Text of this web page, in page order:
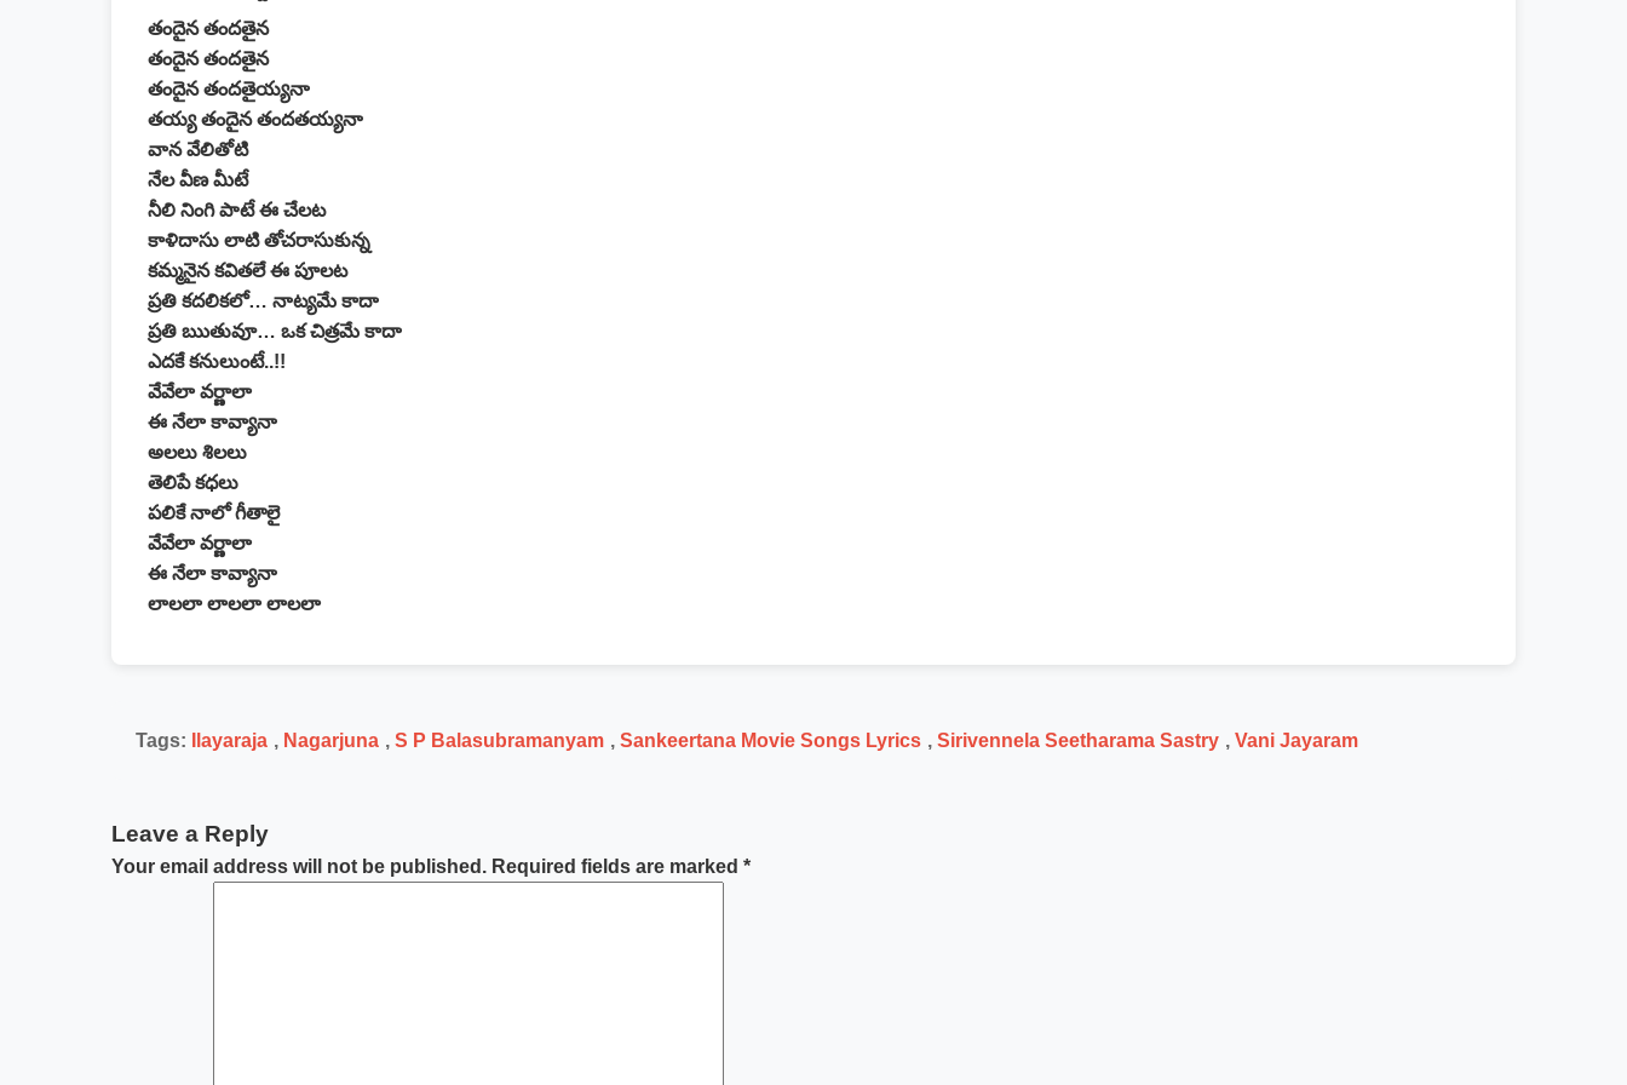
తందైన తందతైన
తందైన తందతైన
తందైన తందతైయ్యనా
తయ్య తందైన తందతయ్యనా
వాన వేలితోటి
నేల వీణ మీటే
నీలి నింగి పాటే ఈ చేలట
కాళిదాసు లాటి తోచరాసుకున్న
కమ్మనైన కవితలే ఈ పూలట
ప్రతి కదలికలో… నాట్యమే కాదా
ప్రతి ఋతువూ… ఒక చిత్రమే కాదా
ఎదకే కనులుంటే..!!
వేవేలా వర్ణాలా
ఈ నేలా కావ్యానా
అలలు శిలలు
తెలిపే కధలు
పలికే నాలో గీతాలై
వేవేలా వర్ణాలా
ఈ నేలా కావ్యానా
లాలలా లాలలా లాలలా
Tags: Ilayaraja , Nagarjuna , S P Balasubramanyam , Sankeertana Movie Songs Lyrics , Sirivennela Seetharama Sastry , Vani Jayaram
Leave a Reply
Your email address will not be published. Required fields are marked *